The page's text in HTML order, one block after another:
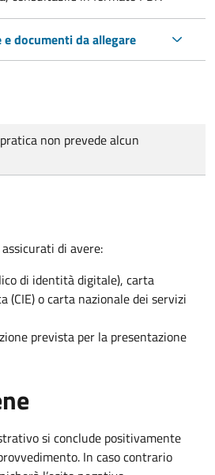
documenti da allegare
non prevede alcun
di avere:
di identità digitale), carta
(CIE) o carta nazionale dei servizi
prevista per la presentazione
si conclude positivamente
In caso contrario